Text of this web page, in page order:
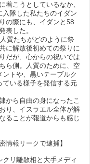
着こうとしているなか、
隊した私たちのイダン
の際にも、イダンと58
表した。
質たちがどのように祭
に解放後初めての祭りに
だが、心からの祝いでは
ら側。人質のために、空
トや、黒いテーブルク
ている様子を発信する元
から自由の身になったこ
り、イスラエル全体が解
ることが報道からも感じ
情報リークで逮捕】
リ離散相と大手メディ